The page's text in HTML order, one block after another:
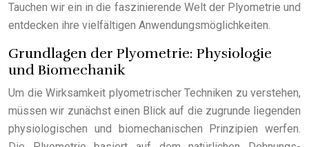
Tauchen wir ein in die faszinierende Welt der Plyometrie und
entdecken ihre vielfältigen Anwendungsmöglichkeiten.
Grundlagen der Plyometrie: Physiologie
und Biomechanik
Um die Wirksamkeit plyometrischer Techniken zu verstehen,
müssen wir zunächst einen Blick auf die zugrunde liegenden
physiologischen und biomechanischen Prinzipien werfen.